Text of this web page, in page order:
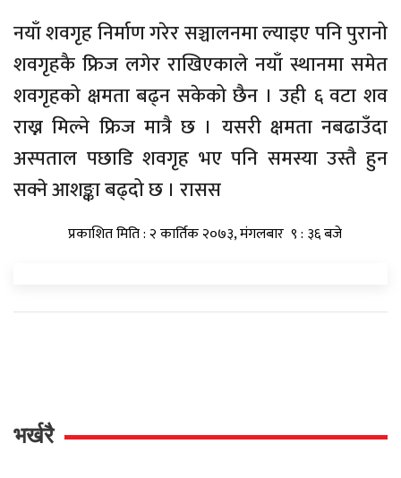
नयाँ शवगृह निर्माण गरेर सञ्चालनमा ल्याइए पनि पुरानो
शवगृहकै फ्रिज लगेर राखिएकाले नयाँ स्थानमा समेत
शवगृहको क्षमता बढ्न सकेको छैन । उही ६ वटा शव
राख्न मिल्ने फ्रिज मात्रै छ । यसरी क्षमता नबढाउँदा
अस्पताल पछाडि शवगृह भए पनि समस्या उस्तै हुन
सक्ने आशङ्का बढ्दो छ । रासस
प्रकाशित मिति : २ कार्तिक २०७३, मंगलबार ९ : ३६ बजे
भर्खरै